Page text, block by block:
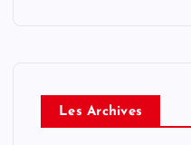
Les Archives